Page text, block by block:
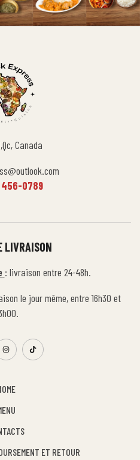
Canada
0789
ET RETOUR
LIVRAISON
: livraison entre 24-48h.
le jour même, entre 16h30 et